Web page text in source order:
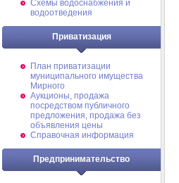
Схемы водоснабжения и
водоотведения
Приватизация
План приватизации
муниципального имущества
Мирного
Аукционы, продажа
посредством публичного
предложения, продажа без
объявления цены
Справочная информация
Предпринимательство